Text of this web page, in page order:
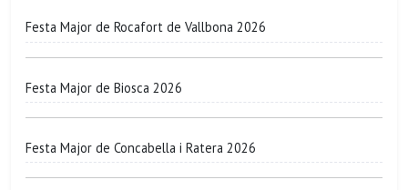
Festa Major de Rocafort de Vallbona 2026
Festa Major de Biosca 2026
Festa Major de Concabella i Ratera 2026